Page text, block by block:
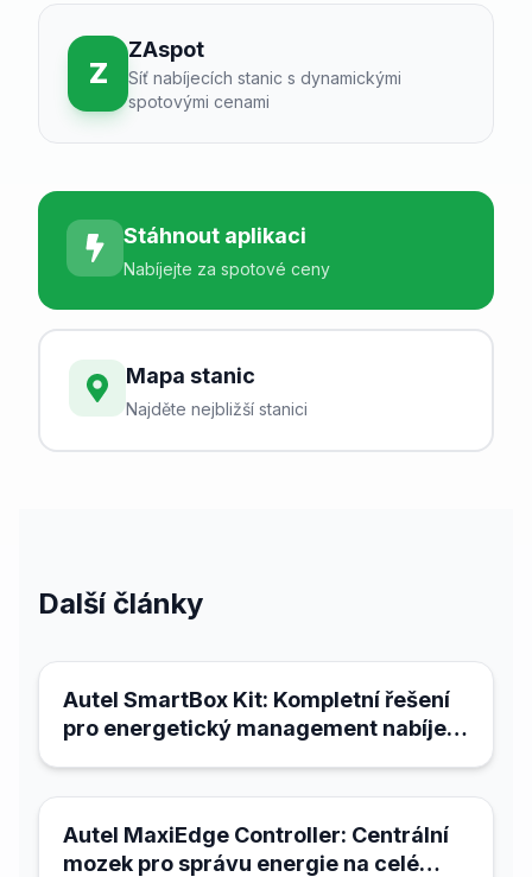
Z
ZAspot
Síť nabíjecích stanic s dynamickými
spotovými cenami
Stáhnout aplikaci
Nabíjejte za spotové ceny
Mapa stanic
Najděte nejbližší stanici
Další články
Autel SmartBox Kit: Kompletní řešení
pro energetický management nabíjecí
21. března 2026
Autel MaxiEdge Controller: Centrální
mozek pro správu energie na celé